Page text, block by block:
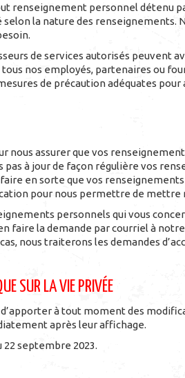
renseignement personnel détenu
la nature des renseignements.
de services autorisés peuvent
nos employés, partenaires ou
de précaution adéquates
nous assurer que vos
à jour de façon régulière vos
en sorte que vos
pour nous permettre de mettre
personnels qui vous
faire la demande par courriel à
nous traiterons les demandes
SUR LA VIE PRIVÉE
à tout moment des
après leur affichage.
22 septembre 2023.